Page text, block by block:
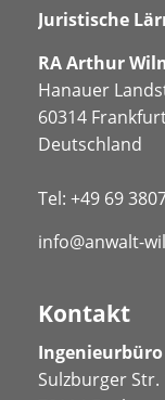
Juristische
RA Arthur
Hanauer
60314
Deutschland
Tel: +49 69
info@anwalt-
Kontakt
Sulzburger Str.